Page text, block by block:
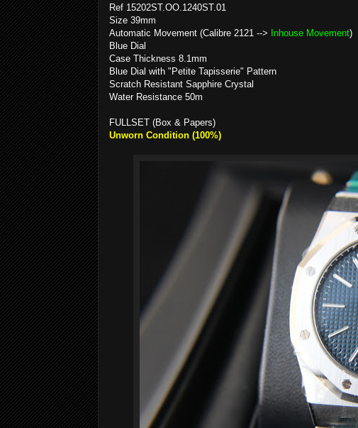
Ref 15202ST.OO.1240ST.01
Size 39mm
Automatic Movement (Calibre 2121 --> Inhouse Movement)
Blue Dial
Case Thickness 8.1mm
Blue Dial with "Petite Tapisserie" Pattern
Scratch Resistant Sapphire Crystal
Water Resistance 50m
FULLSET (Box & Papers)
Unworn Condition (100%)